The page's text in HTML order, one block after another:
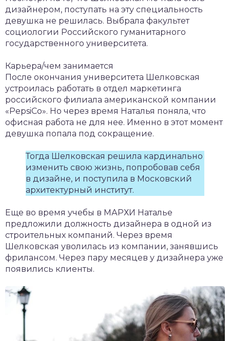
дизайнером, поступать на эту специальность
девушка не решилась. Выбрала факультет
социологии Российского гуманитарного
государственного университета.
Карьера/чем занимается
После окончания университета Шелковская
устроилась работать в отдел маркетинга
российского филиала американской компании
«PepsiCo». Но через время Наталья поняла, что
офисная работа не для нее. Именно в этот момент
девушка попала под сокращение.
Тогда Шелковская решила кардинально
изменить свою жизнь, попробовав себя
в дизайне, и поступила в Московский
архитектурный институт.
Еще во время учебы в МАРХИ Наталье
предложили должность дизайнера в одной из
строительных компаний. Через время
Шелковская уволилась из компании, занявшись
фрилансом. Через пару месяцев у дизайнера уже
появились клиенты.